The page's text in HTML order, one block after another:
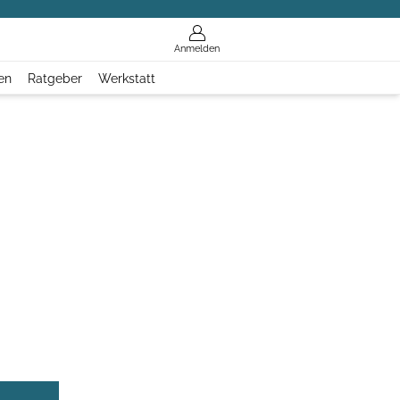
Anmelden
Ratgeber Werkstatt